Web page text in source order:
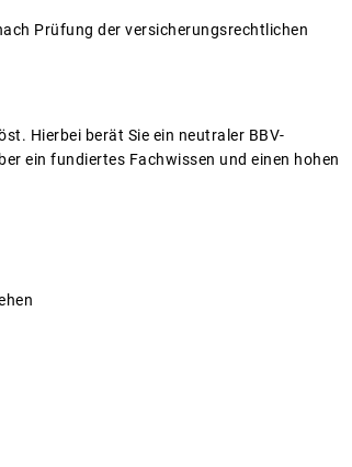
Prüfung der versicherungsrechtlichen
Hierbei berät Sie ein neutraler BBV-
ein fundiertes Fachwissen und einen hohen